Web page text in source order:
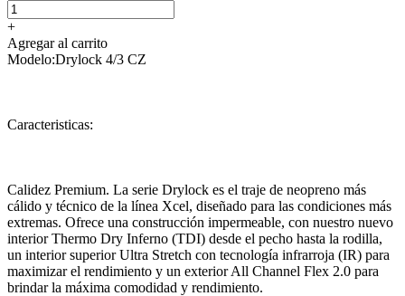
+
Agregar al carrito
Modelo:Drylock 4/3 CZ
Caracteristicas:
Calidez Premium. La serie Drylock es el traje de neopreno más
cálido y técnico de la línea Xcel, diseñado para las condiciones más
extremas. Ofrece una construcción impermeable, con nuestro nuevo
interior Thermo Dry Inferno (TDI) desde el pecho hasta la rodilla,
un interior superior Ultra Stretch con tecnología infrarroja (IR) para
maximizar el rendimiento y un exterior All Channel Flex 2.0 para
brindar la máxima comodidad y rendimiento.